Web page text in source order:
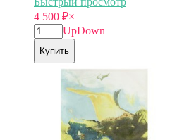
4 500 ₽×
UpDown
Купить